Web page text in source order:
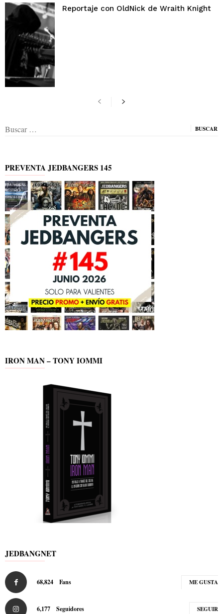
Reportaje con OldNick de Wraith Knight
Buscar:
PREVENTA JEDBANGERS 145
IRON MAN – TONY IOMMI
JEDBANGNET
68,824 Fans ME GUSTA
6,177 Seguidores SEGUIR